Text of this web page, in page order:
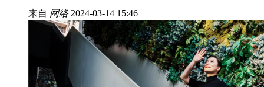
来自 网络 2024-03-14 15:46